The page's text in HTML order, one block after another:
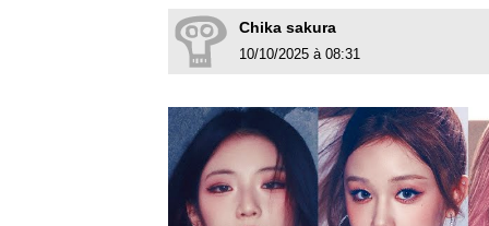
Chika sakura
10/10/2025 à 08:31